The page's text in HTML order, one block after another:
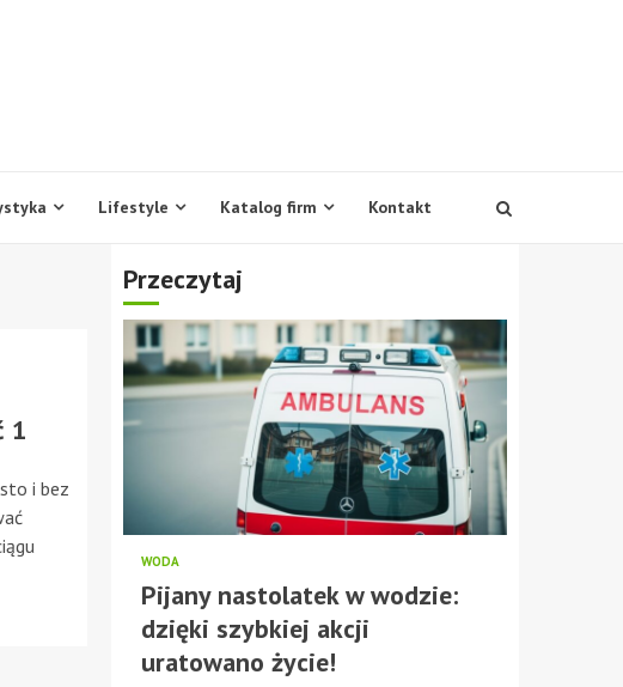
Lifestyle Katalog firm Kontakt
1
i bez
Przeczytaj
WODA
Pijany nastolatek w wodzie:
dzięki szybkiej akcji
uratowano życie!